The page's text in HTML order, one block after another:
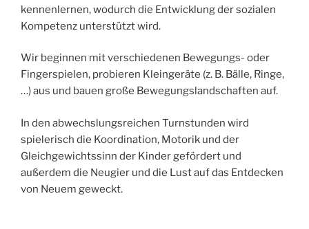
kennenlernen, wodurch die Entwicklung der sozialen
Kompetenz unterstützt wird.
Wir beginnen mit verschiedenen Bewegungs- oder
Fingerspielen, probieren Kleingeräte (z. B. Bälle, Ringe,
…) aus und bauen große Bewegungslandschaften auf.
In den abwechslungsreichen Turnstunden wird
spielerisch die Koordination, Motorik und der
Gleichgewichtssinn der Kinder gefördert und
außerdem die Neugier und die Lust auf das Entdecken
von Neuem geweckt.